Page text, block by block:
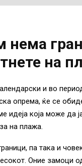
нема
на
и во
опрема, ќе се
идеја која може да
на плажа.
па така и
Оние замоци